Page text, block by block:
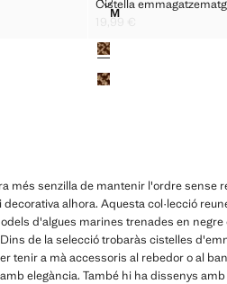
GRAN
Talles
MCISTELLA
Cistella
19,99 €
Colors
més senzilla de mantenir l'ordre sense
alhora. Aquesta col·lecció
d'algues marines trenades en
de la selecció trobaràs cistelles
tenir a mà accessoris al rebedor o al
elegància. També hi ha dissenys